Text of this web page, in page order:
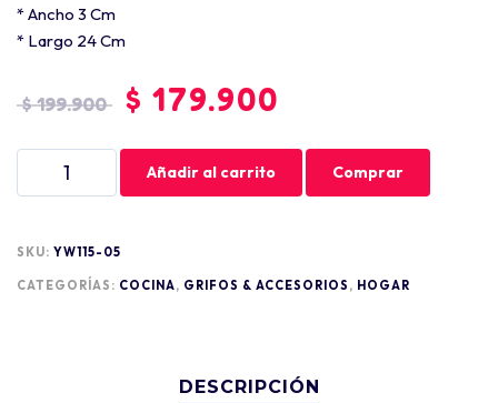
* Ancho 3 Cm
* Largo 24 Cm
$199.900 $ 179.900
Añadir al carrito Comprar
SKU: YW115-05
CATEGORÍAS: COCINA, GRIFOS & ACCESORIOS , HOGAR